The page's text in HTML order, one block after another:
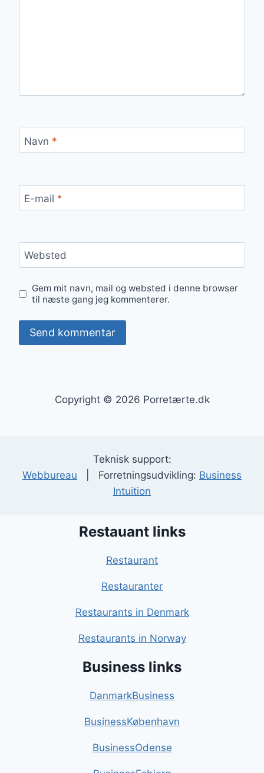
Navn *
E-mail *
Websted
Gem mit navn, mail og websted i denne browser
til næste gang jeg kommenterer.
Copyright © 2026 Porretærte.dk
Teknisk support:
Webbureau | Forretningsudvikling: Business
Intuition
Restauant links
Restaurant
Restauranter
Restaurants in Denmark
Restaurants in Norway
Business links
DanmarkBusiness
BusinessKøbenhavn
BusinessOdense